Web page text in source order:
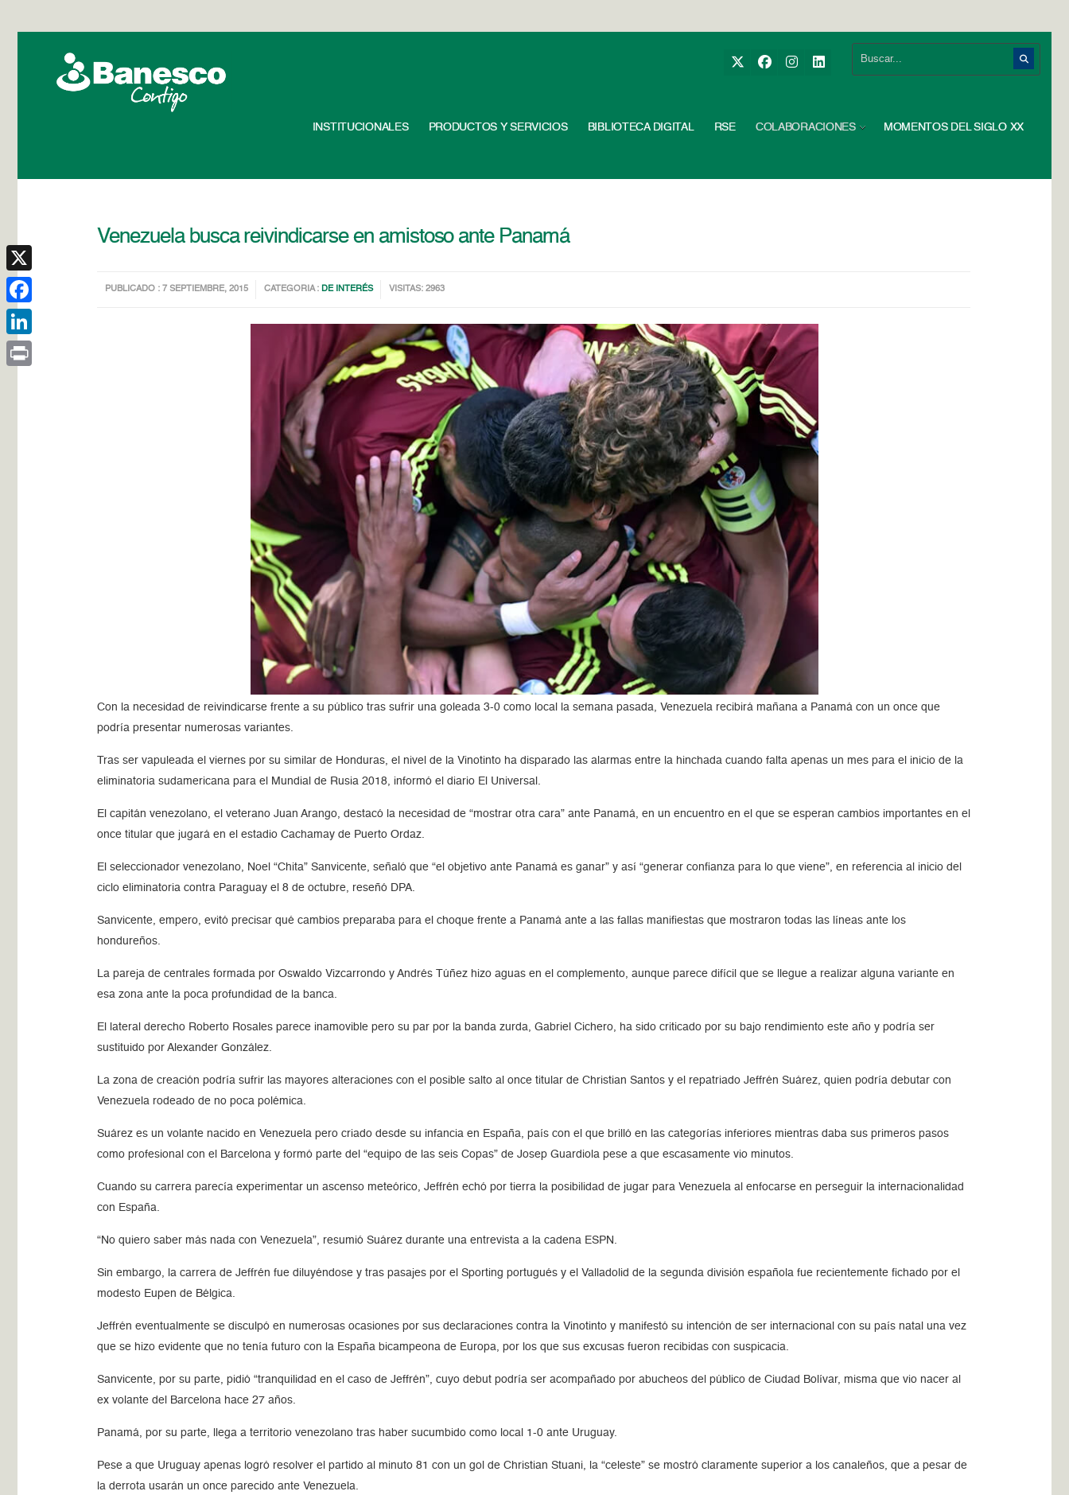
INSTITUCIONALES PRODUCTOS Y SERVICIOS BIBLIOTECA DIGITAL RSE COLABORACIONES MOMENTOS DEL SIGLO XX
Venezuela busca reivindicarse en amistoso ante Panamá
PUBLICADO : 7 SEPTIEMBRE, 2015 CATEGORIA : DE INTERÉS VISITAS: 2963
Con la necesidad de reivindicarse frente a su público tras sufrir una goleada 3-0 como local la semana pasada, Venezuela recibirá mañana a Panamá con un once que
podría presentar numerosas variantes.
Tras ser vapuleada el viernes por su similar de Honduras, el nivel de la Vinotinto ha disparado las alarmas entre la hinchada cuando falta apenas un mes para el inicio de la
eliminatoria sudamericana para el Mundial de Rusia 2018, informó el diario El Universal.
El capitán venezolano, el veterano Juan Arango, destacó la necesidad de “mostrar otra cara” ante Panamá, en un encuentro en el que se esperan cambios importantes en el
once titular que jugará en el estadio Cachamay de Puerto Ordaz.
El seleccionador venezolano, Noel “Chita” Sanvicente, señaló que “el objetivo ante Panamá es ganar” y así “generar confianza para lo que viene”, en referencia al inicio del
ciclo eliminatoria contra Paraguay el 8 de octubre, reseñó DPA.
Sanvicente, empero, evitó precisar qué cambios preparaba para el choque frente a Panamá ante a las fallas manifiestas que mostraron todas las líneas ante los
hondureños.
La pareja de centrales formada por Oswaldo Vizcarrondo y Andrés Túñez hizo aguas en el complemento, aunque parece difícil que se llegue a realizar alguna variante en
esa zona ante la poca profundidad de la banca.
El lateral derecho Roberto Rosales parece inamovible pero su par por la banda zurda, Gabriel Cichero, ha sido criticado por su bajo rendimiento este año y podría ser
sustituido por Alexander González.
La zona de creación podría sufrir las mayores alteraciones con el posible salto al once titular de Christian Santos y el repatriado Jeffrén Suárez, quien podría debutar con
Venezuela rodeado de no poca polémica.
Suárez es un volante nacido en Venezuela pero criado desde su infancia en España, país con el que brilló en las categorías inferiores mientras daba sus primeros pasos
como profesional con el Barcelona y formó parte del “equipo de las seis Copas” de Josep Guardiola pese a que escasamente vio minutos.
Cuando su carrera parecía experimentar un ascenso meteórico, Jeffrén echó por tierra la posibilidad de jugar para Venezuela al enfocarse en perseguir la internacionalidad
con España.
“No quiero saber más nada con Venezuela”, resumió Suárez durante una entrevista a la cadena ESPN.
Sin embargo, la carrera de Jeffrén fue diluyéndose y tras pasajes por el Sporting portugués y el Valladolid de la segunda división española fue recientemente fichado por el
modesto Eupen de Bélgica.
Jeffrén eventualmente se disculpó en numerosas ocasiones por sus declaraciones contra la Vinotinto y manifestó su intención de ser internacional con su país natal una vez
que se hizo evidente que no tenía futuro con la España bicampeona de Europa, por los que sus excusas fueron recibidas con suspicacia.
Sanvicente, por su parte, pidió “tranquilidad en el caso de Jeffrén”, cuyo debut podría ser acompañado por abucheos del público de Ciudad Bolívar, misma que vio nacer al
ex volante del Barcelona hace 27 años.
Panamá, por su parte, llega a territorio venezolano tras haber sucumbido como local 1-0 ante Uruguay.
Pese a que Uruguay apenas logró resolver el partido al minuto 81 con un gol de Christian Stuani, la “celeste” se mostró claramente superior a los canaleños, que a pesar de
la derrota usarán un once parecido ante Venezuela.
X
Facebook
LinkedIn